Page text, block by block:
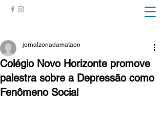
Colégio Novo Horizonte promove
palestra sobre a Depressão como
Fenômeno Social
jornalzonadamataon